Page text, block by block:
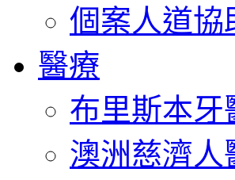
個案人道協
醫療
布里斯本牙
澳洲慈濟人